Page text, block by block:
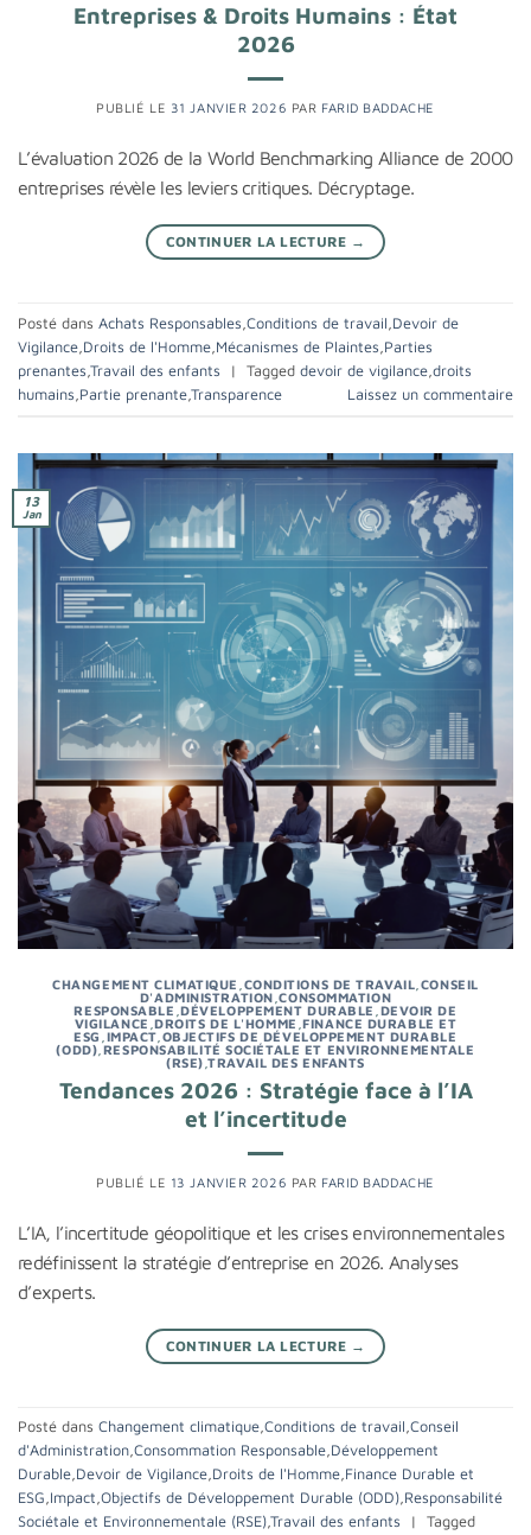
Entreprises & Droits Humains : État
2026
PUBLIÉ LE 31 JANVIER 2026 PAR FARID BADDACHE
L’évaluation 2026 de la World Benchmarking Alliance de 2000
entreprises révèle les leviers critiques. Décryptage.
CONTINUER LA LECTURE →
Posté dans Achats Responsables Conditions de travail Devoir de
Vigilance Droits de l'Homme Mécanismes de Plaintes Parties
prenantes Travail des enfants | Tagged devoir de vigilance droits
humains Partie prenante Transparence Laissez un commentaire
13
Jan
CHANGEMENT CLIMATIQUE CONDITIONS DE TRAVAIL CONSEIL
D'ADMINISTRATION ,CONSOMMATION
RESPONSABLE ,DÉVELOPPEMENT DURABLE DEVOIR DE
VIGILANCE ,DROITS DE L'HOMME ,FINANCE DURABLE ET
ESG IMPACT OBJECTIFS DE DÉVELOPPEMENT DURABLE
(ODD) RESPONSABILITÉ SOCIÉTALE ET ENVIRONNEMENTALE
(RSE) ,TRAVAIL DES ENFANTS
Tendances 2026 : Stratégie face à l’IA
et l’incertitude
PUBLIÉ LE 13 JANVIER 2026 PAR FARID BADDACHE
L’IA, l’incertitude géopolitique et les crises environnementales
redéfinissent la stratégie d’entreprise en 2026. Analyses
d’experts.
CONTINUER LA LECTURE →
Posté dans Changement climatique,Conditions de travail,Conseil
d'Administration,Consommation Responsable,Développement
Durable,Devoir de Vigilance,Droits de l'Homme,Finance Durable et
ESG,Impact,Objectifs de Développement Durable (ODD),Responsabilité
Sociétale et Environnementale (RSE),Travail des enfants |
Tagged